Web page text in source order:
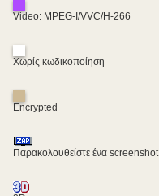
Video: MPEG-I/VVC/H-266
Χωρίς κωδικοποίηση
Encrypted
Παρακολουθείστε ένα screenshot